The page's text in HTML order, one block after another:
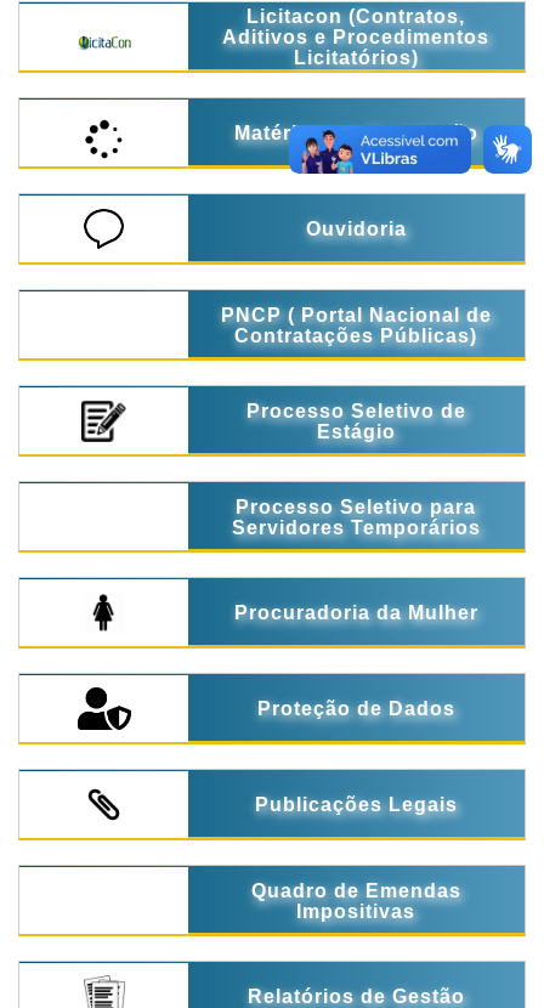
Licitacon (Contratos,
Aditivos e Procedimentos
Licitatórios)
Matérias em Tramitação
Ouvidoria
PNCP ( Portal Nacional de
Contratações Públicas)
Processo Seletivo de
Estágio
Processo Seletivo para
Servidores Temporários
Procuradoria da Mulher
Proteção de Dados
Publicações Legais
Quadro de Emendas
Impositivas
Relatórios de Gestão